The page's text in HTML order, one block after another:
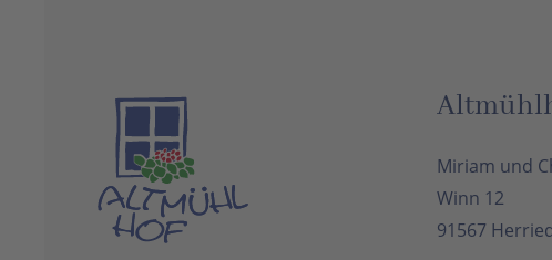
Miriam und
Winn 12
91567